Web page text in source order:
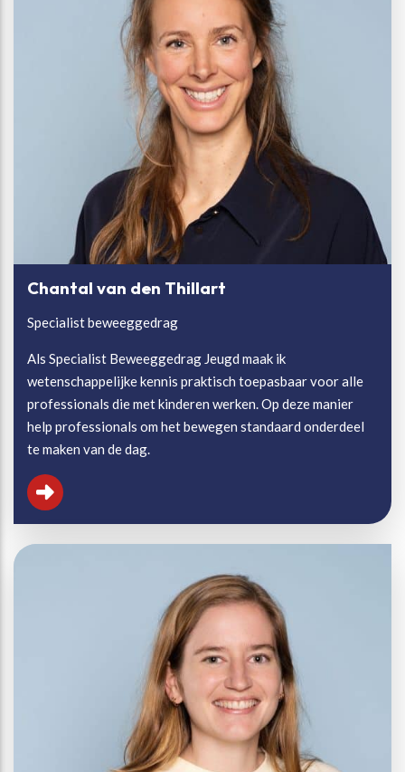
Chantal van den Thillart
Specialist beweeggedrag
Als Specialist Beweeggedrag Jeugd maak ik
wetenschappelijke kennis praktisch toepasbaar voor alle
professionals die met kinderen werken. Op deze manier
help professionals om het bewegen standaard onderdeel
te maken van de dag.